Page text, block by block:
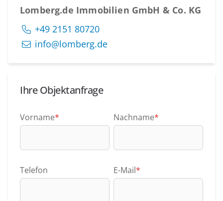
Lomberg.de Immobilien GmbH & Co. KG
+49 2151 80720
info@lomberg.de
Ihre Objektanfrage
Vorname* Nachname*
Telefon E-Mail*